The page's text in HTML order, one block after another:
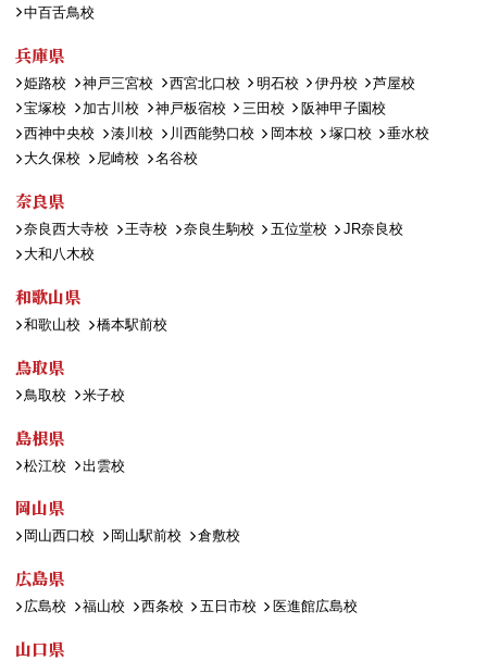
中百舌鳥校
兵庫県
姫路校 神戸三宮校 西宮北口校 明石校 伊丹校
芦屋校
宝塚校
加古川校 神戸板宿校 三田校
阪神甲子園校
西神中央校
湊川校 川西能勢口校 岡本校 塚口校
垂水校
大久保校
尼崎校 名谷校
奈良県
奈良西大寺校 王寺校 奈良生駒校 五位堂校
JR奈良校
大和八木校
和歌山県
和歌山校 橋本駅前校
鳥取県
鳥取校 米子校
島根県
松江校 出雲校
岡山県
岡山西口校 岡山駅前校 倉敷校
広島県
広島校 福山校 西条校 五日市校 医進館広島校
山口県